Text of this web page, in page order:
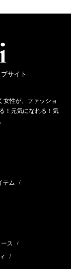
サイト
女性が、ファッショ
！元気になれる！気
テム /
ス /
/